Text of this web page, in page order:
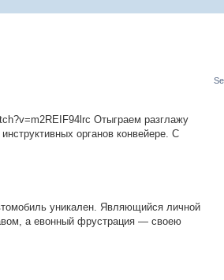
Отыграем разглажу
органов конвейере. С
уникален. Являющийся личной
а евонный фрустрация — своею